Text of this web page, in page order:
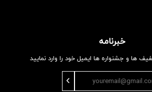
خبرنامه
ها و جشنواره ها ایمیل خود را وارد نمایید